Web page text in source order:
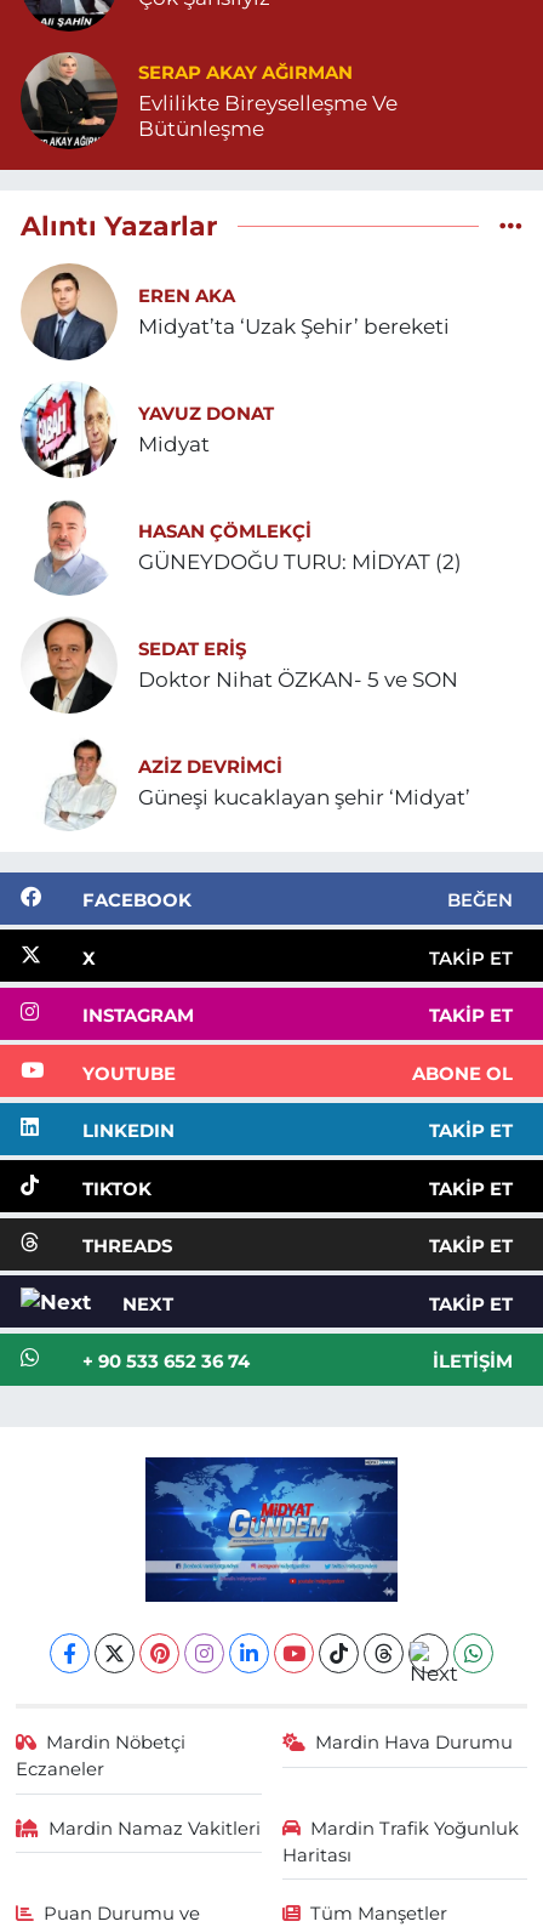
SERAP AKAY AĞIRMAN
Evlilikte Bireyselleşme Ve
Bütünleşme
Alıntı Yazarlar
EREN AKA
Midyat’ta ‘Uzak Şehir’ bereketi
YAVUZ DONAT
Midyat
HASAN ÇÖMLEKÇİ
GÜNEYDOĞU TURU: MİDYAT (2)
SEDAT ERİŞ
Doktor Nihat ÖZKAN- 5 ve SON
AZIZ DEVRIMCI
Güneşi kucaklayan şehir ‘Midyat’
FACEBOOK BEĞEN
X TAKIP ET
INSTAGRAM TAKIP ET
YOUTUBE ABONE OL
LINKEDIN TAKIP ET
TIKTOK TAKIP ET
THREADS TAKIP ET
NEXT TAKIP ET
+ 90 533 652 36 74 İLETIŞIM
Mardin Nöbetçi
Eczaneler
Mardin Hava Durumu
Mardin Namaz Vakitleri
Mardin Trafik Yoğunluk
Haritası
Puan Durumu ve
Tüm Manşetler